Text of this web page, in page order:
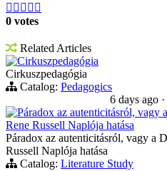
    
0 votes
Related Articles
Cirkuszpedagógia
Cirkuszpedagógia
Catalog: Pedagogics
6 days ago ·
Páradox az autenticitásról, vagy
Rene Russell Naplója hatása
Páradox az autenticitásról, vagy a
Russell Naplója hatása
Catalog: Literature Study